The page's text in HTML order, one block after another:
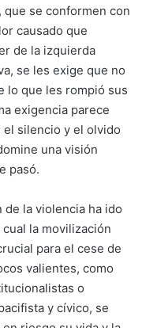
que se conformen con
causado que
de la izquierda
se les exige que no
lo que les rompió sus
exigencia parece
el silencio y el olvido
una visión
pasó.
de la violencia ha ido
la movilización
para el cese de
valientes, como
o
y cívico, se